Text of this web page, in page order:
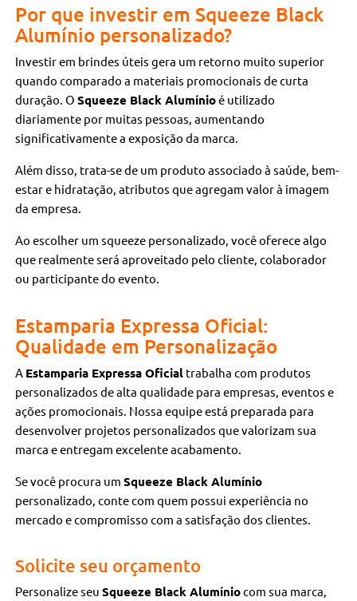
Por que investir em Squeeze Black
Alumínio personalizado?
Investir em brindes úteis gera um retorno muito superior
quando comparado a materiais promocionais de curta
duração. OSqueeze Black Alumínioé utilizado
diariamente por muitas pessoas, aumentando
significativamente a exposição da marca.
Além disso, trata-se de um produto associado à saúde, bem-
estar e hidratação, atributos que agregam valor à imagem
da empresa.
Ao escolher um squeeze personalizado, você oferece algo
que realmente será aproveitado pelo cliente, colaborador
ou participante do evento.
Estamparia Expressa Oficial:
Qualidade em Personalização
A Estamparia Expressa Oficial trabalha com produtos
personalizados de alta qualidade para empresas, eventos e
ações promocionais. Nossa equipe está preparada para
desenvolver projetos personalizados que valorizam sua
marca e entregam excelente acabamento.
Se você procura umSqueeze Black Alumínio
personalizado, conte com quem possui experiência no
mercado e compromisso com a satisfação dos clientes.
Solicite seu orçamento
Personalize seuSqueeze Black Alumíniocom sua marca,